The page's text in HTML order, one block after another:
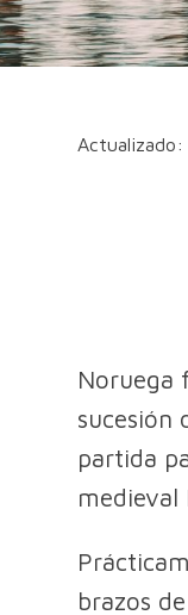
Noruega
sucesión
partida
medieval
brazos